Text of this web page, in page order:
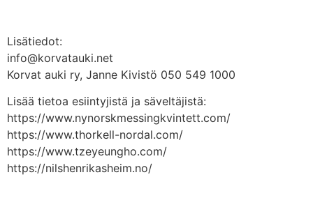
Lisätiedot:
info@korvatauki.net
Korvat auki ry, Janne Kivistö 050 549 1000
Lisää tietoa esiintyjistä ja säveltäjistä:
https://www.nynorskmessingkvintett.com/
https://www.thorkell-nordal.com/
https://www.tzeyeungho.com/
https://nilshenrikasheim.no/